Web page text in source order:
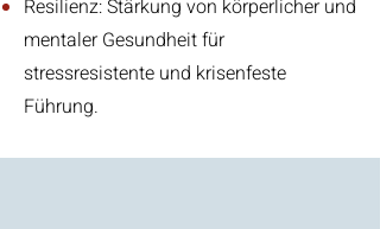
Resilienz: Stärkung von körperlicher und
mentaler Gesundheit für
stressresistente und krisenfeste
Führung.